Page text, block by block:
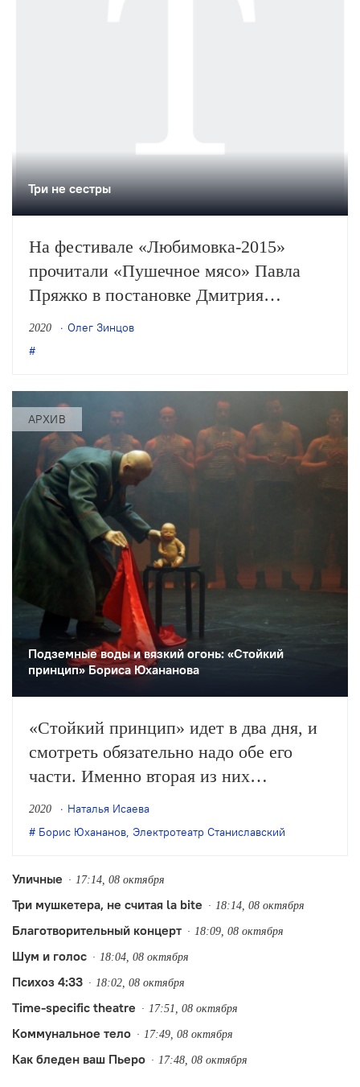
Три не сестры
На фестивале «Любимовка-2015»
прочитали «Пушечное мясо» Павла
Пряжко в постановке Дмитрия
Волкострелова – парадоксальный
пример того, как делать театр
2020 Олег Зинцов
АРХИВ
Подземные воды и вязкий огонь: «Стойкий
принцип» Бориса Юхананова
«Стойкий принцип» идет в два дня, и
смотреть обязательно надо обе его
части. Именно вторая из них
открывает подлинный смысл этого
спектакля, который лишь на очень
предбаннике васильевского
2020
Наталья Исаева
Борис Юхананов, Электротеатр Станиславский
Уличные 17:14, 08 октября
Три мушкетера, не считая la bite 18:14, 08 октября
Благотворительный концерт 18:09, 08 октября
Шум и голос 18:04, 08 октября
Психоз 4:33 18:02, 08 октября
Time-specific theatre 17:51, 08 октября
Коммунальное тело 17:49, 08 октября
Как бледен ваш Пьеро 17:48, 08 октября